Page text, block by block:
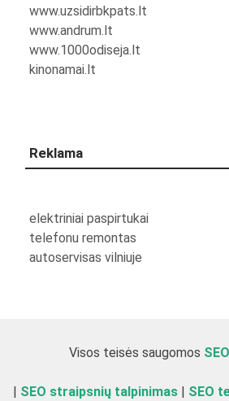
www.uzsidirbkpats.lt
www.andrum.lt
www.1000odiseja.lt
kinonamai.lt
Reklama
elektriniai paspirtukai
telefonu remontas
autoservisas vilniuje
Visos teisės saugomos
| SEO straipsnių talpinimas | SEO